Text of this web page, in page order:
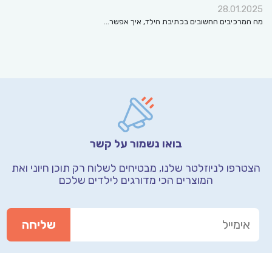
28.01.2025
מה המרכיבים החשובים בכתיבת הילד, איך אפשר…
בואו נשמור על קשר
הצטרפו לניוזלטר שלנו, מבטיחים לשלוח רק תוכן חיוני ואת
המוצרים הכי מדורגים לילדים שלכם